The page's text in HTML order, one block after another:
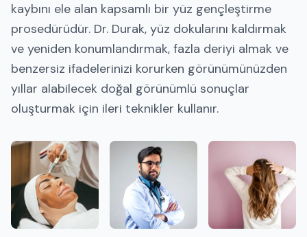
kaybını ele alan kapsamlı bir yüz gençleştirme
prosedürüdür. Dr. Durak, yüz dokularını kaldırmak
ve yeniden konumlandırmak, fazla deriyi almak ve
benzersiz ifadelerinizi korurken görünümünüzden
yıllar alabilecek doğal görünümlü sonuçlar
oluşturmak için ileri teknikler kullanır.